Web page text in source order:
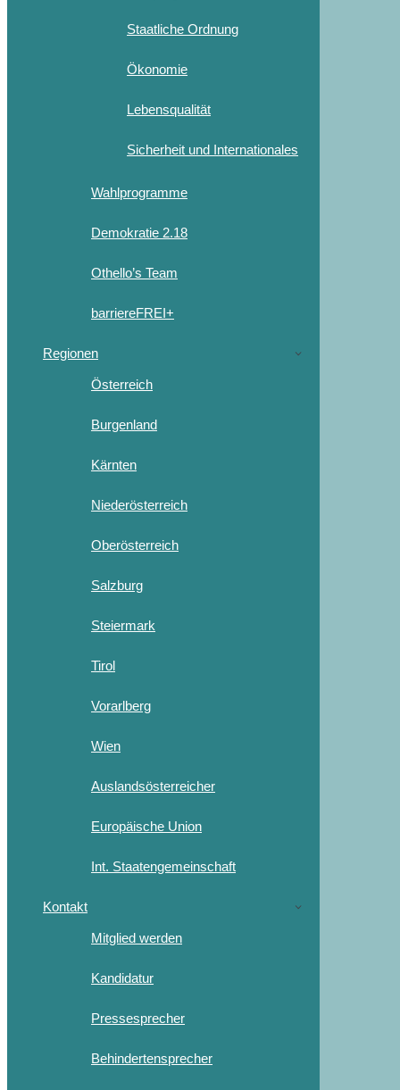
Staatliche Ordnung
Ökonomie
Lebensqualität
Sicherheit und Internationales
Wahlprogramme
Demokratie 2.18
Othello’s Team
barriereFREI+
Regionen
Österreich
Burgenland
Kärnten
Niederösterreich
Oberösterreich
Salzburg
Steiermark
Tirol
Vorarlberg
Wien
Auslandsösterreicher
Europäische Union
Int. Staatengemeinschaft
Kontakt
Mitglied werden
Kandidatur
Pressesprecher
Behindertensprecher